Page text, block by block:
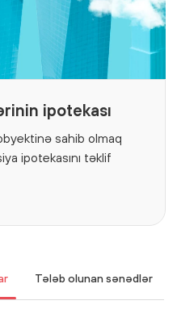
ipotekası
sahib olmaq
ipotekasını təklif
Tələb olunan sənədlər